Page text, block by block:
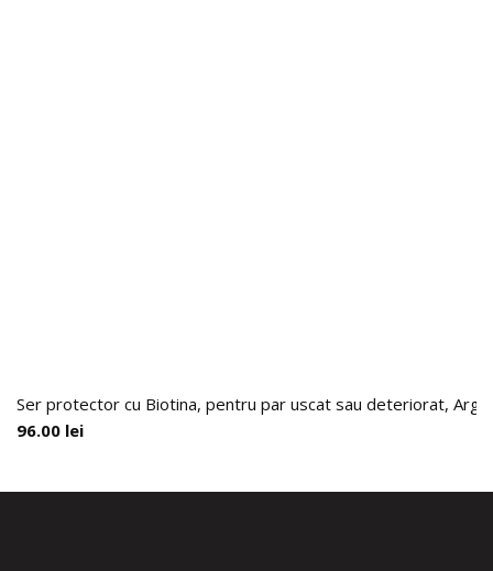
Ser protector cu Biotina, pentru par uscat sau deteriorat,
96.00 lei